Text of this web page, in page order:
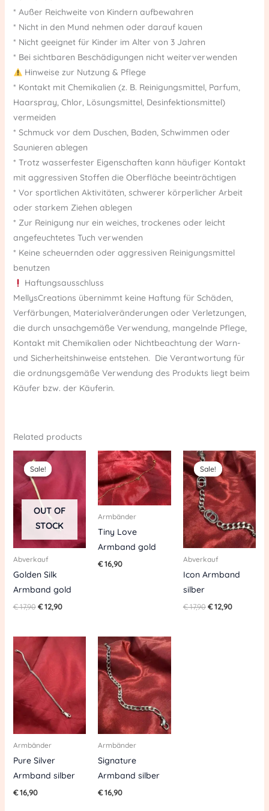
* Außer Reichweite von Kindern aufbewahren
* Nicht in den Mund nehmen oder darauf kauen
* Nicht geeignet für Kinder im Alter von 3 Jahren
* Bei sichtbaren Beschädigungen nicht weiterverwenden
Hinweise zur Nutzung & Pflege
* Kontakt mit Chemikalien (z. B. Reinigungsmittel, Parfum,
Haarspray, Chlor, Lösungsmittel, Desinfektionsmittel)
vermeiden
* Schmuck vor dem Duschen, Baden, Schwimmen oder
Saunieren ablegen
* Trotz wasserfester Eigenschaften kann häufiger Kontakt
mit aggressiven Stoffen die Oberfläche beeinträchtigen
* Vor sportlichen Aktivitäten, schwerer körperlicher Arbeit
oder starkem Ziehen ablegen
* Zur Reinigung nur ein weiches, trockenes oder leicht
angefeuchtetes Tuch verwenden
* Keine scheuernden oder aggressiven Reinigungsmittel
benutzen
Haftungsausschluss
MellysCreations übernimmt keine Haftung für Schäden,
Verfärbungen, Materialveränderungen oder Verletzungen,
die durch unsachgemäße Verwendung, mangelnde Pflege,
Kontakt mit Chemikalien oder Nichtbeachtung der Warn-
und Sicherheitshinweise entstehen. Die Verantwortung für
die ordnungsgemäße Verwendung des Produkts liegt beim
Käufer bzw. der Käuferin.
Related products
Sale!
OUT OF
STOCK
Sale!
Abverkauf
Golden Silk
Armband gold
€17,90
Original
price
was:
€12,90
Armbänder
Tiny Love
Armband gold
€16,90
Sale!
Sale!
Abverkauf
Icon Armband
silber
€17,90
Original
price
was:
€ 17,90.
€12,90
Current
price
is:
€ 12,90.
Armbänder
Pure Silver
Armband silber
€16,90
Armbänder
Signature
Armband silber
€16,90